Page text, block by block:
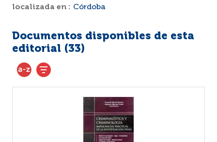
localizada en : Córdoba
Documentos disponibles de esta
editorial (33)